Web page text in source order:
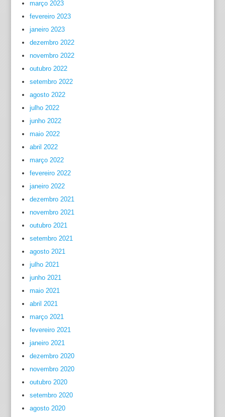
março 2023
fevereiro 2023
janeiro 2023
dezembro 2022
novembro 2022
outubro 2022
setembro 2022
agosto 2022
julho 2022
junho 2022
maio 2022
abril 2022
março 2022
fevereiro 2022
janeiro 2022
dezembro 2021
novembro 2021
outubro 2021
setembro 2021
agosto 2021
julho 2021
junho 2021
maio 2021
abril 2021
março 2021
fevereiro 2021
janeiro 2021
dezembro 2020
novembro 2020
outubro 2020
setembro 2020
agosto 2020